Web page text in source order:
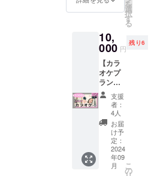
いただ
いた順
をお選
びいた
だけま
す。譲
り合っ
てご協
力いた
だける
と幸い
です。
係員よ
りお席
のご相
談をさ
せてい
14.lulla
by
15.Cher
ry
Bloom
16.Pale
tte
Acherie
の全て
が詰
まった
大切な
作品で
す。 CD
に加え
て、ト
レカや
ポスト
ます。
公演の
どちら
がご希
望かお
選びく
ださ
い。 ・
下記の
注意・
禁止事
項をお
守り頂
けない
場合は
払いく
事項：
・お席
は先着
順で
す。 ・
お客様
都合の
体調不
良等に
よる不
参加は
保証致
しかね
ます。
・昼公
わって
作りま
した。
大きめ
サイズ
となっ
てお
り、普
段使い
もしや
すい一
着と
なって
おりま
す！
送りす
るプラ
ンで
す。 ア
ルバム
に加
え、
Acherie
よりサ
ン
キュー
カード
を同封
させて
いただ
ショッ
トをお
携帯電
話にて
スタッ
フが撮
影。
2024年
9月16日
のバー
スデー
ライブ
終了
後、
ツー
ショッ
ト撮影
を
選
択
す
る
10,
000 円
残り6
【カラ
オケプ
ラン】
リター
ン内
容：
①Ache
rie と一
緒にカ
ラオケ
に行け
るプラ
支援
者：
4人
お届
け予
定：
2024
年09
月
こ
の